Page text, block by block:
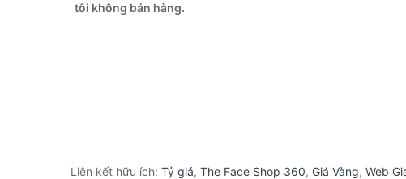
tôi không bán hàng.
Liên kết hữu ích: Tỷ giá, The Face Shop 360, Giá Vàng, Web